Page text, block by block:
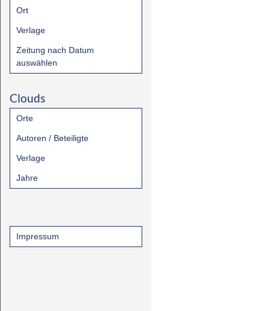
Ort
Verlage
Zeitung nach Datum
auswählen
Clouds
Orte
Autoren / Beteiligte
Verlage
Jahre
Impressum